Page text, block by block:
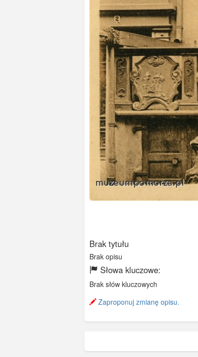
Brak tytułu
Brak opisu
Słowa kluczowe:
Brak słów kluczowych
Zaproponuj zmianę opisu.